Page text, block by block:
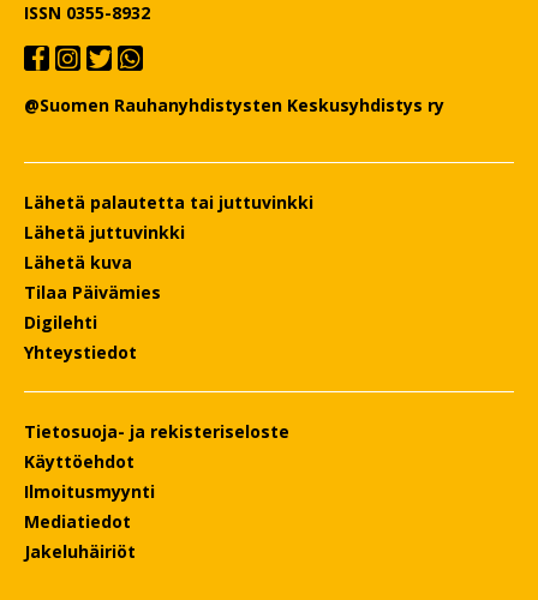
ISSN 0355-8932
@Suomen Rauhanyhdistysten Keskusyhdistys ry
Lähetä palautetta tai juttuvinkki
Lähetä juttuvinkki
Lähetä kuva
Tilaa Päivämies
Digilehti
Yhteystiedot
Tietosuoja- ja rekisteriseloste
Käyttöehdot
Ilmoitusmyynti
Mediatiedot
Jakeluhäiriöt